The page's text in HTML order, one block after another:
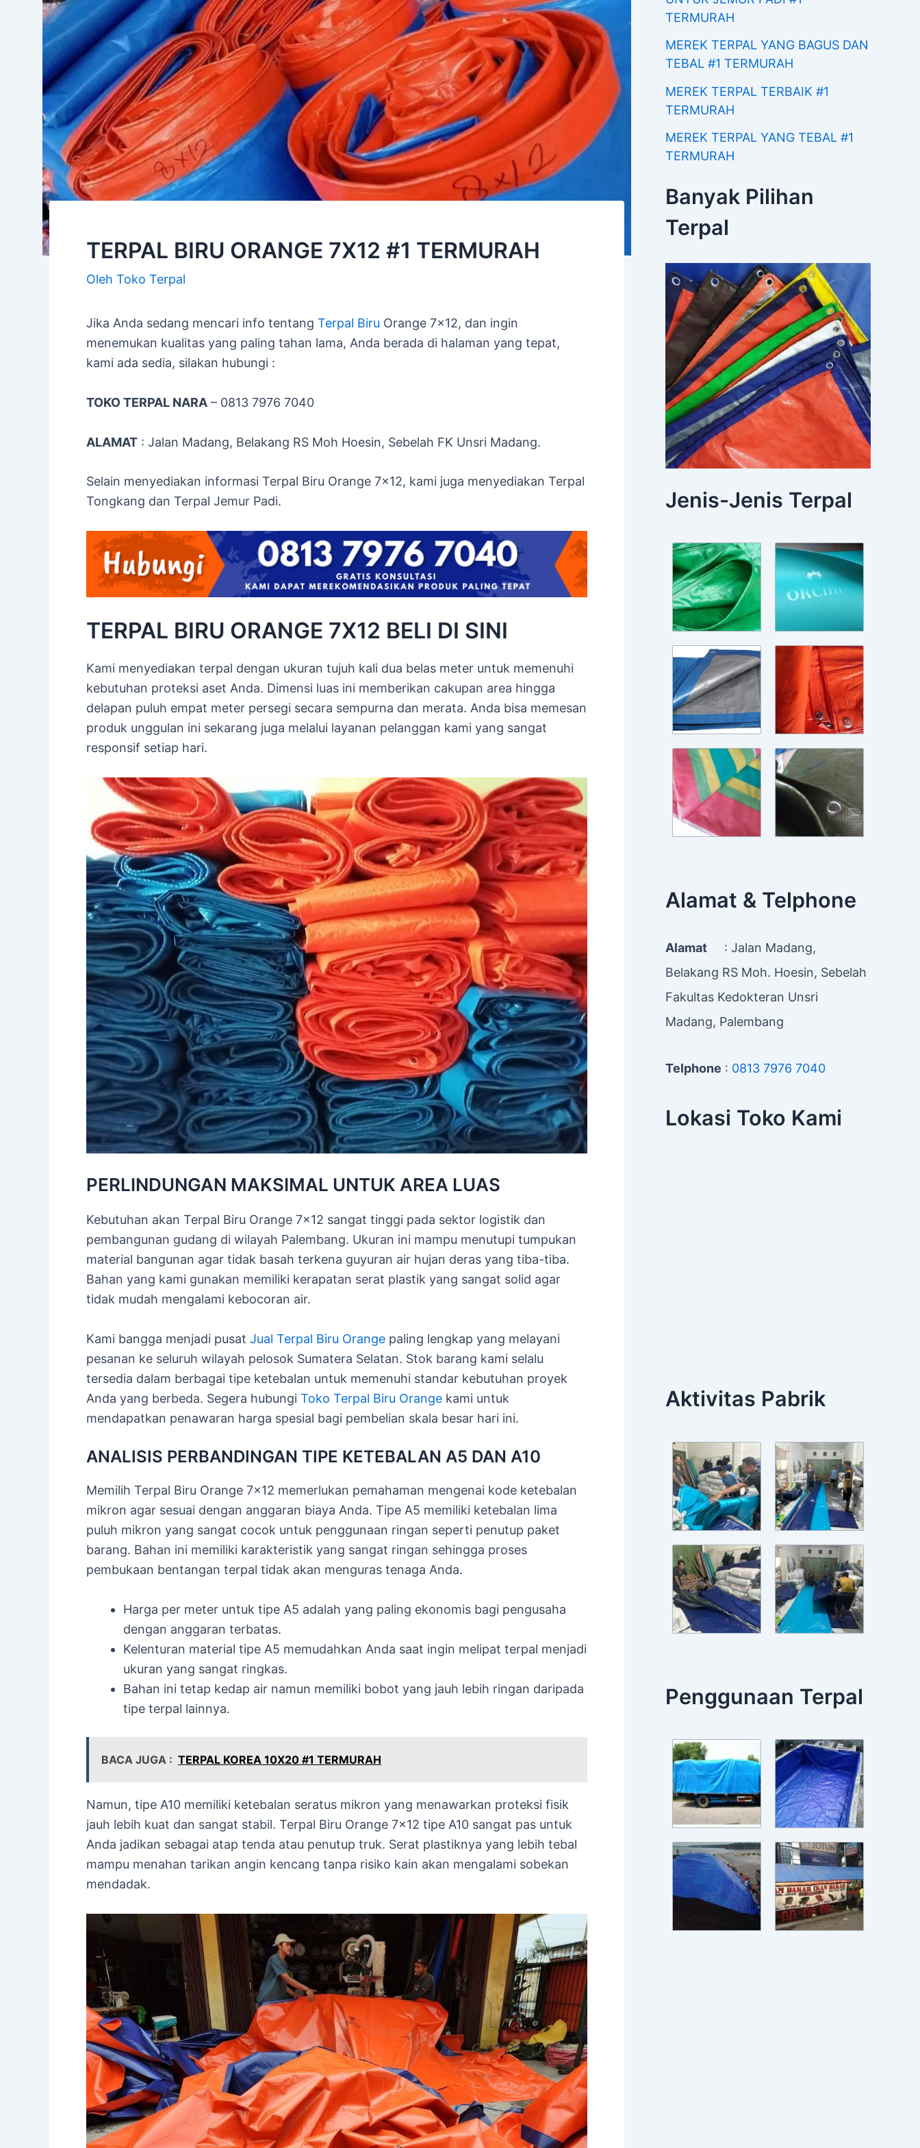
TERPAL BIRU ORANGE 7X12 #1 TERMURAH
Oleh Toko Terpal
Jika Anda sedang mencari info tentang Terpal Biru Orange 7×12, dan ingin
menemukan kualitas yang paling tahan lama, Anda berada di halaman yang tepat,
kami ada sedia, silakan hubungi :
TOKO TERPAL NARA – 0813 7976 7040
ALAMAT : Jalan Madang, Belakang RS Moh Hoesin, Sebelah FK Unsri Madang.
Selain menyediakan informasi Terpal Biru Orange 7×12, kami juga menyediakan Terpal
Tongkang dan Terpal Jemur Padi.
TERPAL BIRU ORANGE 7X12 BELI DI SINI
Kami menyediakan terpal dengan ukuran tujuh kali dua belas meter untuk memenuhi
kebutuhan proteksi aset Anda. Dimensi luas ini memberikan cakupan area hingga
delapan puluh empat meter persegi secara sempurna dan merata. Anda bisa memesan
produk unggulan ini sekarang juga melalui layanan pelanggan kami yang sangat
responsif setiap hari.
PERLINDUNGAN MAKSIMAL UNTUK AREA LUAS
Kebutuhan akan Terpal Biru Orange 7×12 sangat tinggi pada sektor logistik dan
pembangunan gudang di wilayah Palembang. Ukuran ini mampu menutupi tumpukan
material bangunan agar tidak basah terkena guyuran air hujan deras yang tiba-tiba.
Bahan yang kami gunakan memiliki kerapatan serat plastik yang sangat solid agar
tidak mudah mengalami kebocoran air.
Kami bangga menjadi pusat Jual Terpal Biru Orange paling lengkap yang melayani
pesanan ke seluruh wilayah pelosok Sumatera Selatan. Stok barang kami selalu
tersedia dalam berbagai tipe ketebalan untuk memenuhi standar kebutuhan proyek
Anda yang berbeda. Segera hubungi Toko Terpal Biru Orange kami untuk
mendapatkan penawaran harga spesial bagi pembelian skala besar hari ini.
ANALISIS PERBANDINGAN TIPE KETEBALAN A5 DAN A10
Memilih Terpal Biru Orange 7×12 memerlukan pemahaman mengenai kode ketebalan
mikron agar sesuai dengan anggaran biaya Anda. Tipe A5 memiliki ketebalan lima
puluh mikron yang sangat cocok untuk penggunaan ringan seperti penutup paket
barang. Bahan ini memiliki karakteristik yang sangat ringan sehingga proses
pembukaan bentangan terpal tidak akan menguras tenaga Anda.
Harga per meter untuk tipe A5 adalah yang paling ekonomis bagi pengusaha
dengan anggaran terbatas.
Kelenturan material tipe A5 memudahkan Anda saat ingin melipat terpal menjadi
ukuran yang sangat ringkas.
Bahan ini tetap kedap air namun memiliki bobot yang jauh lebih ringan daripada
tipe terpal lainnya.
BACA JUGA : TERPAL KOREA 10X20 #1 TERMURAH
Namun, tipe A10 memiliki ketebalan seratus mikron yang menawarkan proteksi fisik
jauh lebih kuat dan sangat stabil. Terpal Biru Orange 7×12 tipe A10 sangat pas untuk
Anda jadikan sebagai atap tenda atau penutup truk. Serat plastiknya yang lebih tebal
mampu menahan tarikan angin kencang tanpa risiko kain akan mengalami sobekan
mendadak.
TERMURAH
MEREK TERPAL YANG BAGUS DAN
TEBAL #1 TERMURAH
MEREK TERPAL TERBAIK #1
TERMURAH
MEREK TERPAL YANG TEBAL #1
TERMURAH
Banyak Pilihan
Terpal
Jenis-Jenis Terpal
Alamat & Telphone
Alamat : Jalan Madang,
Belakang RS Moh. Hoesin, Sebelah
Fakultas Kedokteran Unsri
Madang, Palembang
Telphone : 0813 7976 7040
Lokasi Toko Kami
Aktivitas Pabrik
Penggunaan Terpal